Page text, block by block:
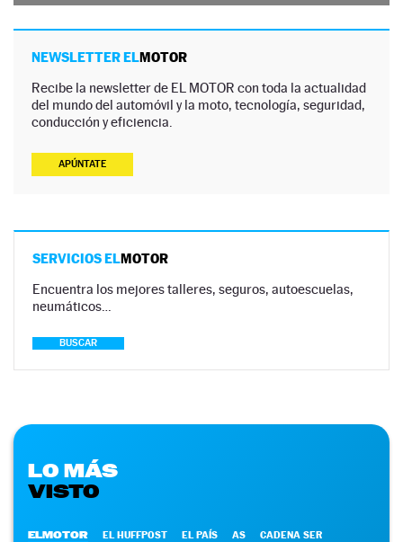
NEWSLETTER ELMOTOR
Recibe la newsletter de EL MOTOR con toda la actualidad
del mundo del automóvil y la moto, tecnología, seguridad,
conducción y eficiencia.
APÚNTATE
SERVICIOS ELMOTOR
Encuentra los mejores talleres, seguros, autoescuelas,
neumáticos…
BUSCAR
LO MÁS
VISTO
ELMOTOR EL HUFFPOST EL PAÍS AS CADENA SER